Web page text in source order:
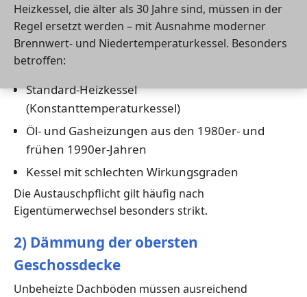
Heizkessel, die älter als 30 Jahre sind, müssen in der
Regel ersetzt werden – mit Ausnahme moderner
Brennwert- und Niedertemperaturkessel. Besonders
betroffen:
Standard-Heizkessel
(Konstanttemperaturkessel)
Öl- und Gasheizungen aus den 1980er- und
frühen 1990er-Jahren
Kessel mit schlechten Wirkungsgraden
Die Austauschpflicht gilt häufig nach
Eigentümerwechsel besonders strikt.
2) Dämmung der obersten
Geschossdecke
Unbeheizte Dachböden müssen ausreichend